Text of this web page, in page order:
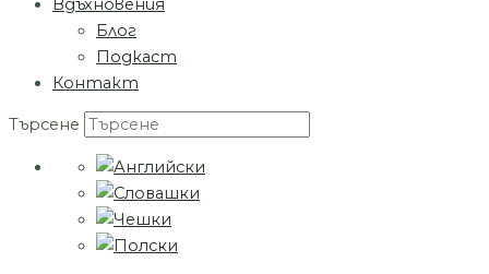
Вдъхновения
Блог
Подкаст
Контакт
Търсене